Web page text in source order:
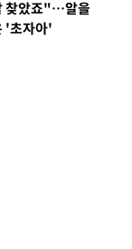
찾았죠"…알을
'초자아'